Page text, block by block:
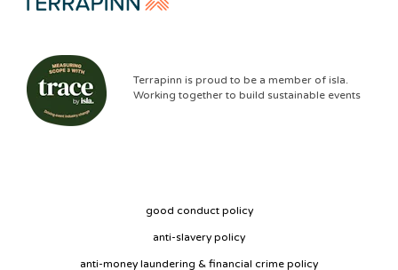
Terrapinn is proud to be a member of isla.
Working together to build sustainable events
good conduct policy
anti-slavery policy
anti-money laundering & financial crime policy